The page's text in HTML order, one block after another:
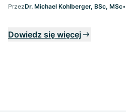
PrzezDr. Michael Kohlberger, BSc, MSc•
Dowiedz się więcej